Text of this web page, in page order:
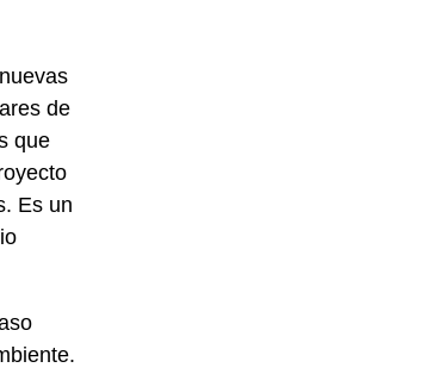
de
que
Es un